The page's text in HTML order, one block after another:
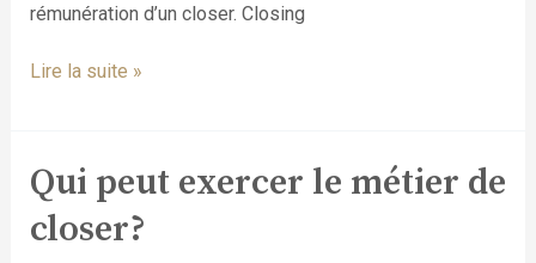
rémunération d’un closer. Closing
Lire la suite »
Qui peut exercer le métier de
closer?
Qui
peut
exercer